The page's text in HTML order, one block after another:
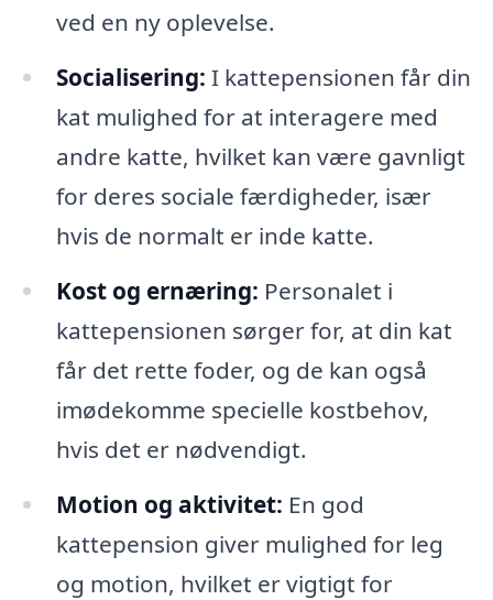
ved en ny oplevelse.
Socialisering: I kattepensionen får din
kat mulighed for at interagere med
andre katte, hvilket kan være gavnligt
for deres sociale færdigheder, især
hvis de normalt er inde katte.
Kost og ernæring: Personalet i
kattepensionen sørger for, at din kat
får det rette foder, og de kan også
imødekomme specielle kostbehov,
hvis det er nødvendigt.
Motion og aktivitet: En god
kattepension giver mulighed for leg
og motion, hvilket er vigtigt for